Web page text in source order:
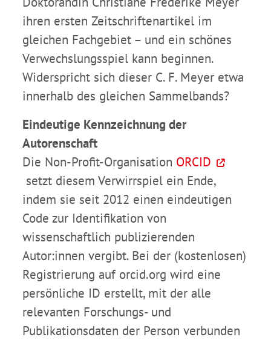
ihren ersten Zeitschriftenartikel im
gleichen Fachgebiet – und ein schönes
Verwechslungsspiel kann beginnen.
Widerspricht sich dieser C. F. Meyer etwa
innerhalb des gleichen Sammelbands?
Eindeutige Kennzeichnung der
Autorenschaft
Die Non-Profit-Organisation ORCID
setzt diesem Verwirrspiel ein Ende,
indem sie seit 2012 einen eindeutigen
Code zur Identifikation von
wissenschaftlich publizierenden
Autor:innen vergibt. Bei der (kostenlosen)
Registrierung auf orcid.org wird eine
persönliche ID erstellt, mit der alle
relevanten Forschungs- und
Publikationsdaten der Person verbunden